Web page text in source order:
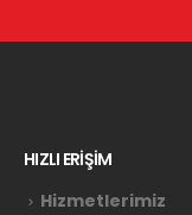
HIZLI ERİŞİM
Hizmetlerimiz